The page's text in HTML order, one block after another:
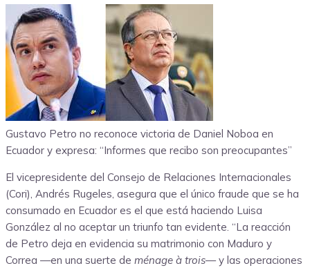
Gustavo Petro no reconoce victoria de Daniel Noboa en
Ecuador y expresa: “Informes que recibo son preocupantes”
El vicepresidente del Consejo de Relaciones Internacionales
(Cori), Andrés Rugeles, asegura que el único fraude que se ha
consumado en Ecuador es el que está haciendo Luisa
González al no aceptar un triunfo tan evidente. “La reacción
de Petro deja en evidencia su matrimonio con Maduro y
Correa —en una suerte de ménage à trois— y las operaciones